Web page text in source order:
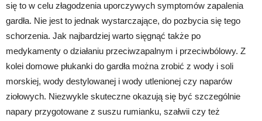
się to w celu złagodzenia uporczywych symptomów zapalenia
gardła. Nie jest to jednak wystarczające, do pozbycia się tego
schorzenia. Jak najbardziej warto sięgnąć także po
medykamenty o działaniu przeciwzapalnym i przeciwbólowy. Z
kolei domowe płukanki do gardła można zrobić z wody i soli
morskiej, wody destylowanej i wody utlenionej czy naparów
ziołowych. Niezwykle skuteczne okazują się być szczególnie
napary przygotowane z suszu rumianku, szałwii czy też